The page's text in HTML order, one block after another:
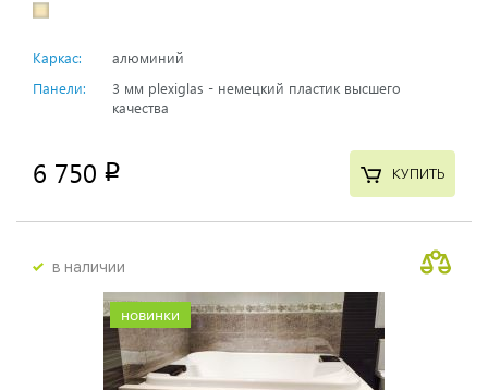
Каркас:
алюминий
Панели:
3 мм plexiglas - немецкий пластик высшего
качества
6 750 p КУПИТЬ
в наличии
новинки